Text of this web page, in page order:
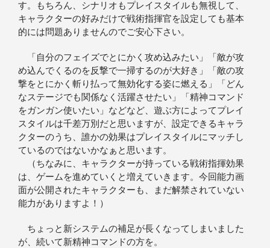
す。もちろん、シナリオもプレイスタイルも無視して、
キャラクターの好みだけで戦術指揮官を設定しても基本
的には問題ありませんのでご安心下さい。
「自分のフェイズでとにかく攻め込みたい」「敵が攻
め込んでくるのを反撃で一掃するのが大好き」「敵の攻
撃をとにかく斬り払って無効化する姿に燃える」「どん
なステージでも関係なく活躍させたい」「精神コマンド
をガンガン使いたい」などなど、遊ぶ方によってプレイ
スタイルは千差万別だと思いますが、設定できるキャラ
クターのうち、誰かの効果はプレイスタイルにマッチし
ているのではないかなぁと思います。
（ちなみに、キャラクターが持っている戦術指揮効果
は、ゲームを進めていくと増えていきます。今回能力画
面が公開されたキャラクターも、まだ解禁されていない
能力がありますよ！）
ちょっと新システムの補足が長くなってしまいました
が、続いて新精神コマンドの方を。